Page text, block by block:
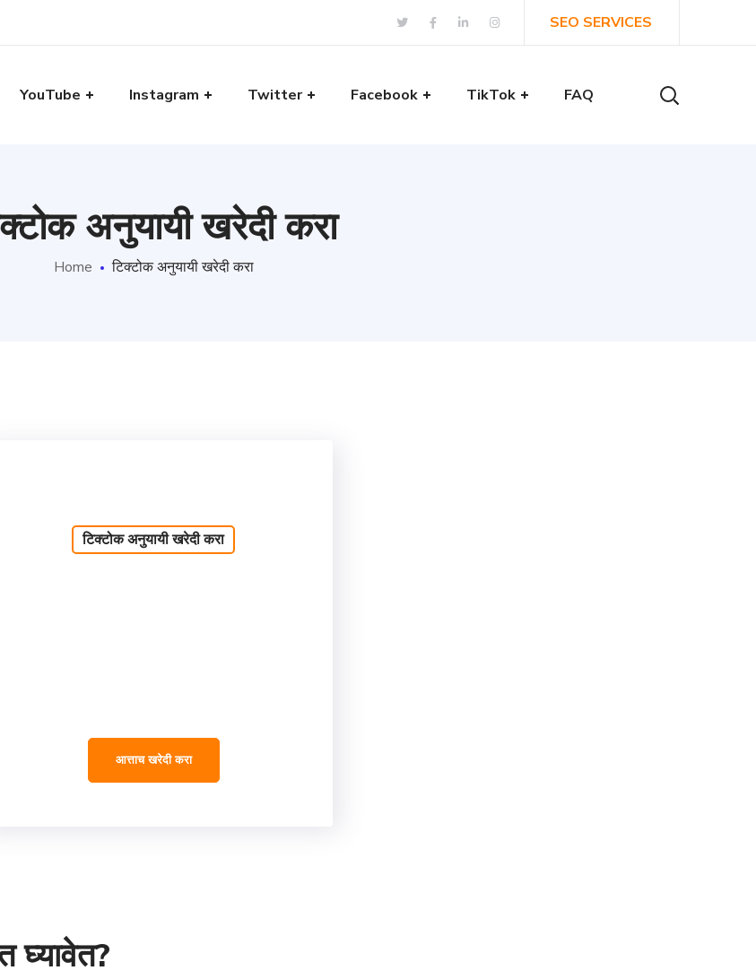
SEO SERVICES
YouTube Instagram Twitter Facebook TikTok FAQ
अनुयायी खरेदी करा
Home टिक्टोक अनुयायी खरेदी करा
टिक्टोक अनुयायी खरेदी करा
आत्ताच खरेदी करा
घ्यावेत?